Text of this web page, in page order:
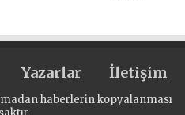
Yazarlar İletişim
haberlerin kopyalanması